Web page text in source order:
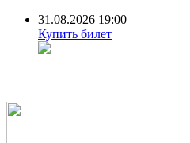
31.08.2026 19:00
Купить билет